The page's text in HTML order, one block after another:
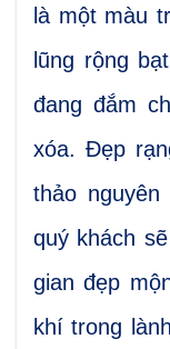
là một màu
lũng rộng
đang đắm
xóa. Đẹp
thảo
quý khách
gian đẹp
khí trong